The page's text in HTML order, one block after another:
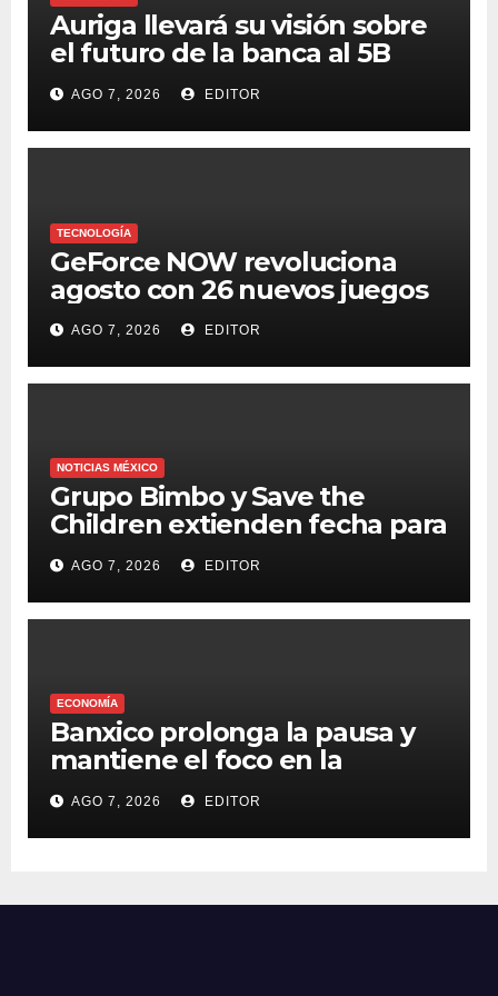
Auriga llevará su visión sobre
el futuro de la banca al 5B
Digital Summit 2026
AGO 7, 2026 EDITOR
TECNOLOGÍA
GeForce NOW revoluciona
agosto con 26 nuevos juegos
AGO 7, 2026 EDITOR
NOTICIAS MÉXICO
Grupo Bimbo y Save the
Children extienden fecha para
apoyar a damnificados de
Venezuela
AGO 7, 2026 EDITOR
ECONOMÍA
Banxico prolonga la pausa y
mantiene el foco en la
inflación
AGO 7, 2026 EDITOR